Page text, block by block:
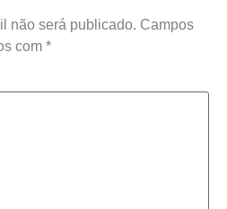
não será publicado. Campos
com *